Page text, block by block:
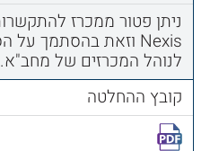
לנוהל המכרזים של מחב"א.
קובץ ההחלטה